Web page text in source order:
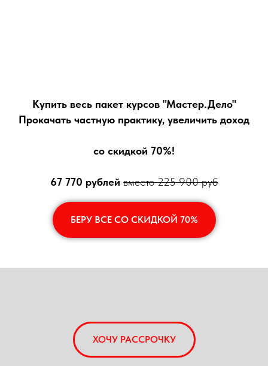
Купить весь пакет курсов "Мастер.Дело"
Прокачать частную практику, увеличить доход
со скидкой 70%!
67 770 рублей вместо 225 900 руб
БЕРУ ВСЕ СО СКИДКОЙ 70%
ХОЧУ РАССРОЧКУ